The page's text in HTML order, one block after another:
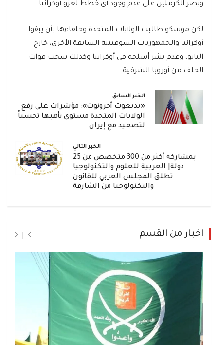
ويصر الكرملين على عدم وجود أي خطط لغزو أوكرانيا.
لكن موسكو طالبت الولايات المتحدة وحلفاءها بأن يبقوا
أوكرانيا والجمهوريات السوفيتية السابقة الأخرى، خارج
الناتو، وعدم نشر أسلحة في أوكرانيا وكذلك سحب قوات
الحلف من أوروبا الشرقية.
الخبر السابق
«يديعوت أحرونوت»: مؤشرات على رفع
الولايات المتحدة مستوى تأهبها تحسباً
لتصعيد مع إيران
الخبر التالي
بمشاركة أكثر من 300 متخصص من 25
دولة| العربية للعلوم والتكنولوجيا
تطلق المجلس العربي للقانون
والتكنولوجيا من الشارقة
اخبار من القسم